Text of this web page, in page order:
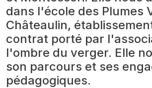
dans l'école des Plumes
Châteaulin,
contrat porté par
l'ombre du verger. Elle
son parcours et ses
pédagogiques.